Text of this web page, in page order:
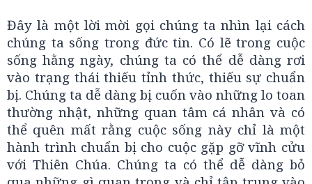
Đây là một lời mời gọi chúng ta nhìn lại cách
chúng ta sống trong đức tin. Có lẽ trong cuộc
sống hằng ngày, chúng ta có thể dễ dàng rơi
vào trạng thái thiếu tỉnh thức, thiếu sự chuẩn
bị. Chúng ta dễ dàng bị cuốn vào những lo toan
thường nhật, những quan tâm cá nhân và có
thể quên mất rằng cuộc sống này chỉ là một
hành trình chuẩn bị cho cuộc gặp gỡ vĩnh cửu
với Thiên Chúa. Chúng ta có thể dễ dàng bỏ